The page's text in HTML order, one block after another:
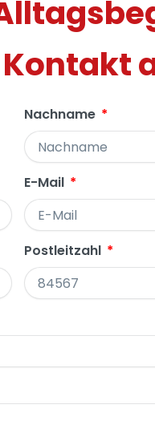
Nachname
E-Mail
Postleitzahl